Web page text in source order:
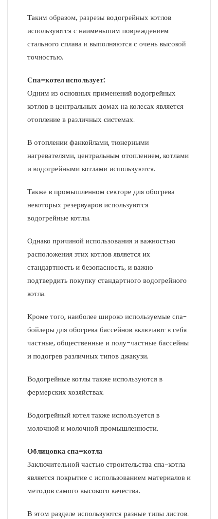
Таким образом, разрезы водогрейных котлов
используются с наименьшим повреждением
стального сплава и выполняются с очень высокой
точностью.
Спа-котел использует:
Одним из основных применений водогрейных
котлов в центральных домах на колесах является
отопление в различных системах.
В отоплении фанкойлами, тюнерными
нагревателями, центральным отоплением, котлами
и водогрейными котлами используются.
Также в промышленном секторе для обогрева
некоторых резервуаров используются
водогрейные котлы.
Однако причиной использования и важностью
расположения этих котлов является их
стандартность и безопасность, и важно
подтвердить покупку стандартного водогрейного
котла.
Кроме того, наиболее широко используемые спа-
бойлеры для обогрева бассейнов включают в себя
частные, общественные и полу-частные бассейны
и подогрев различных типов джакузи.
Водогрейные котлы также используются в
фермерских хозяйствах.
Водогрейный котел также используется в
молочной и молочной промышленности.
Облицовка спа-котла
Заключительной частью строительства спа-котла
является покрытие с использованием материалов и
методов самого высокого качества.
В этом разделе используются разные типы листов.